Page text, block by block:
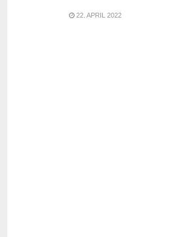
22. APRIL 2022